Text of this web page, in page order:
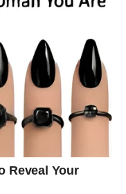
veze, bilo kroz
u
se mnoga
događaj koji menja
izazvati